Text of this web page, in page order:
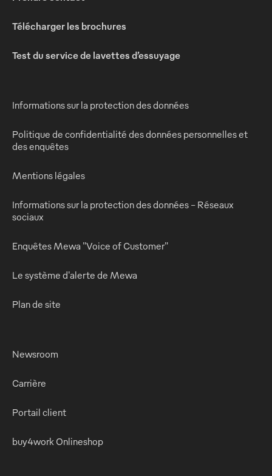
Télécharger les brochures
Test du service de lavettes d’essuyage
Informations sur la protection des données
Politique de confidentialité des données personnelles et
des enquêtes
Mentions légales
Informations sur la protection des données - Réseaux
sociaux
Enquêtes Mewa "Voice of Customer"
Le système d'alerte de Mewa
Plan de site
Newsroom
Carrière
Portail client
buy4work Onlineshop